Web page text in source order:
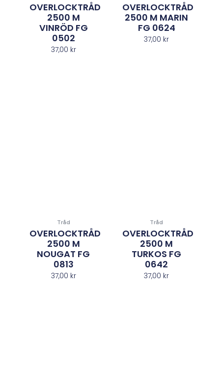
OVERLOCKTRÅD
2500 M
VINRÖD FG
0502
37,00 kr
OVERLOCKTRÅD
2500 M MARIN
FG 0624
37,00 kr
Tråd
OVERLOCKTRÅD
2500 M
NOUGAT FG
0813
37,00 kr
Tråd
OVERLOCKTRÅD
2500 M
TURKOS FG
0642
37,00 kr